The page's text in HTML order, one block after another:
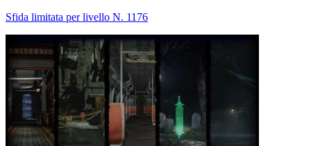
Sfida limitata per livello N. 1176